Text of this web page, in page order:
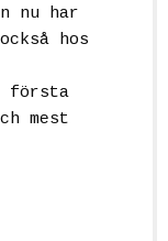
nu har
hos
första
mest